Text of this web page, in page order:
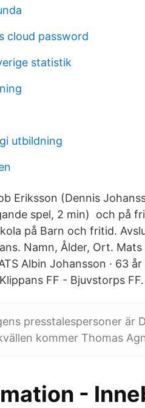
cloud password
statistik
utbildning
Eriksson (Dennis
spel, 2 min) och på
på Barn och fritid.
Namn, Ålder, Ort. Mats
Albin Johansson · 63 år
FF - Bjuvstorps
presstalespersoner är
kommer Thomas
-